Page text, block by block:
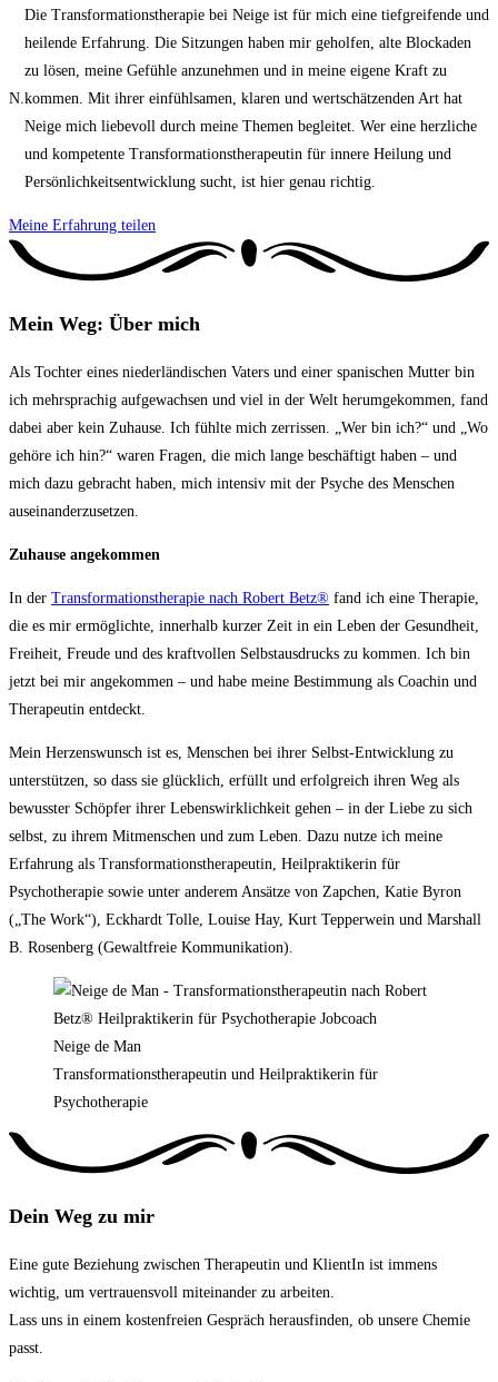
N.
Die Transformationstherapie bei Neige ist für mich eine tiefgreifende und
heilende Erfahrung. Die Sitzungen haben mir geholfen, alte Blockaden
zu lösen, meine Gefühle anzunehmen und in meine eigene Kraft zu
kommen. Mit ihrer einfühlsamen, klaren und wertschätzenden Art hat
Neige mich liebevoll durch meine Themen begleitet. Wer eine herzliche
und kompetente Transformationstherapeutin für innere Heilung und
Persönlichkeitsentwicklung sucht, ist hier genau richtig.
Meine Erfahrung teilen
Mein Weg: Über mich
Als Tochter eines niederländischen Vaters und einer spanischen Mutter bin
ich mehrsprachig aufgewachsen und viel in der Welt herumgekommen, fand
dabei aber kein Zuhause. Ich fühlte mich zerrissen. „Wer bin ich?“ und „Wo
gehöre ich hin?“ waren Fragen, die mich lange beschäftigt haben – und
mich dazu gebracht haben, mich intensiv mit der Psyche des Menschen
auseinanderzusetzen.
Zuhause angekommen
In der Transformationstherapie nach Robert Betz® fand ich eine Therapie,
die es mir ermöglichte, innerhalb kurzer Zeit in ein Leben der Gesundheit,
Freiheit, Freude und des kraftvollen Selbstausdrucks zu kommen. Ich bin
jetzt bei mir angekommen – und habe meine Bestimmung als Coachin und
Therapeutin entdeckt.
Mein Herzenswunsch ist es, Menschen bei ihrer Selbst-Entwicklung zu
unterstützen, so dass sie glücklich, erfüllt und erfolgreich ihren Weg als
bewusster Schöpfer ihrer Lebenswirklichkeit gehen – in der Liebe zu sich
selbst, zu ihrem Mitmenschen und zum Leben. Dazu nutze ich meine
Erfahrung als Transformationstherapeutin, Heilpraktikerin für
Psychotherapie sowie unter anderem Ansätze von Zapchen, Katie Byron
(„The Work“), Eckhardt Tolle, Louise Hay, Kurt Tepperwein und Marshall
B. Rosenberg (Gewaltfreie Kommunikation).
Neige de Man
Transformationstherapeutin und Heilpraktikerin für
Psychotherapie
Dein Weg zu mir
Eine gute Beziehung zwischen Therapeutin und KlientIn ist immens
wichtig, um vertrauensvoll miteinander zu arbeiten.
Lass uns in einem kostenfreien Gespräch herausfinden, ob unsere Chemie
passt.